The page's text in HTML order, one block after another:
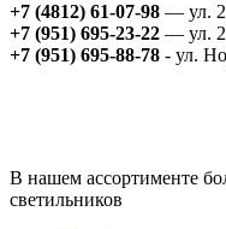
+7 (4812) 61-07-98 — ул.
+7 (951) 695-23-22 — ул.
+7 (951) 695-88-78 - ул.
В нашем ассортименте
светильников